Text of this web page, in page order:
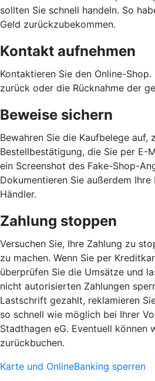
sollten Sie schnell handeln. So
Geld zurückzubekommen.
Kontakt aufnehmen
Kontaktieren Sie den Online-Shop.
zurück oder die Rücknahme der
Beweise sichern
Bewahren Sie die Kaufbelege auf,
Bestellbestätigung, die Sie per E-
ein Screenshot des Fake-Shop-
Dokumentieren Sie außerdem
Händler.
Zahlung stoppen
Versuchen Sie, Ihre Zahlung zu
zu machen. Wenn Sie per
überprüfen Sie die Umsätze und
nicht autorisierten Zahlungen
Lastschrift gezahlt, reklamieren
so schnell wie möglich bei Ihrer
Stadthagen eG. Eventuell können
zurückbuchen.
Karte und OnlineBanking sperren